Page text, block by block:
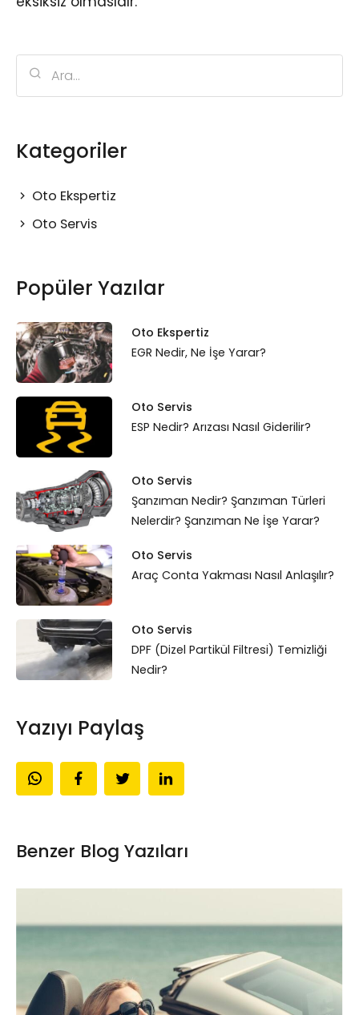
Kategoriler
Oto Ekspertiz
Oto Servis
Popüler Yazılar
Oto Ekspertiz
EGR Nedir, Ne İşe Yarar?
Oto Servis
ESP Nedir? Arızası Nasıl Giderilir?
Oto Servis
Şanzıman Nedir? Şanzıman Türleri
Nelerdir? Şanzıman Ne İşe Yarar?
Oto Servis
Araç Conta Yakması Nasıl Anlaşılır?
Oto Servis
DPF (Dizel Partikül Filtresi) Temizliği
Nedir?
Yazıyı Paylaş
Benzer Blog Yazıları